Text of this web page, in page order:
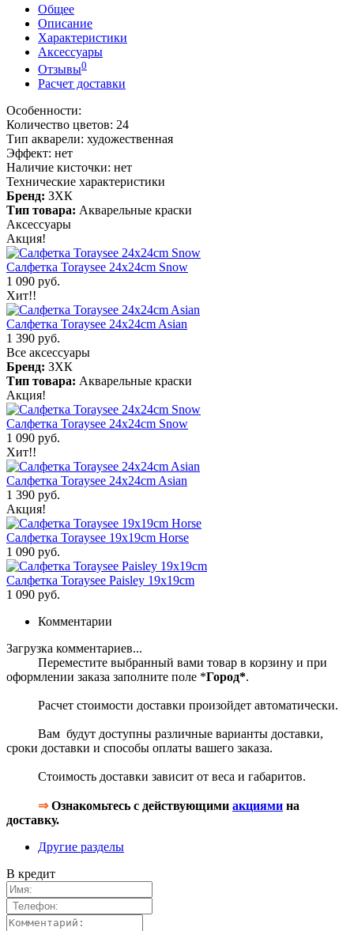
Общее
Описание
Характеристики
Аксессуары
Отзывы0
Расчет доставки
Особенности:
Количество цветов: 24
Тип акварели: художественная
Эффект: нет
Наличие кисточки: нет
Технические характеристики
Бренд: ЗХК
Тип товара: Акварельные краски
Аксессуары
Акция!
Салфетка Toraysee 24x24cm Snow
1 090 руб.
Хит!!
Салфетка Toraysee 24x24cm Asian
1 390 руб.
Все аксессуары
Бренд: ЗХК
Тип товара: Акварельные краски
Акция!
Салфетка Toraysee 24x24cm Snow
1 090 руб.
Хит!!
Салфетка Toraysee 24x24cm Asian
1 390 руб.
Акция!
Салфетка Toraysee 19x19cm Horse
1 090 руб.
Салфетка Toraysee Paisley 19x19cm
1 090 руб.
Комментарии
Загрузка комментариев...
Переместите выбранный вами товар в корзину и при
оформлении заказа заполните поле *Город*.
Расчет стоимости доставки произойдет автоматически.
Вам будут доступны различные варианты доставки,
сроки доставки и способы оплаты вашего заказа.
Стоимость доставки зависит от веса и габаритов.
⇒Ознакомьтесь с действующими акциями на
доставку.
Другие разделы
В кредит